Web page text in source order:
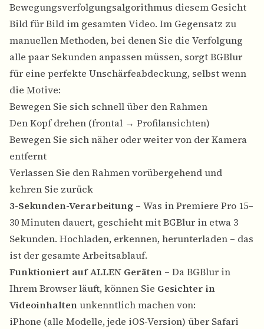
Bewegungsverfolgungsalgorithmus diesem Gesicht
Bild für Bild im gesamten Video. Im Gegensatz zu
manuellen Methoden, bei denen Sie die Verfolgung
alle paar Sekunden anpassen müssen, sorgt BGBlur
für eine perfekte Unschärfeabdeckung, selbst wenn
die Motive:
Bewegen Sie sich schnell über den Rahmen
Den Kopf drehen (frontal → Profilansichten)
Bewegen Sie sich näher oder weiter von der Kamera
entfernt
Verlassen Sie den Rahmen vorübergehend und
kehren Sie zurück
3-Sekunden-Verarbeitung – Was in Premiere Pro 15–
30 Minuten dauert, geschieht mit BGBlur in etwa 3
Sekunden. Hochladen, erkennen, herunterladen – das
ist der gesamte Arbeitsablauf.
Funktioniert auf ALLEN Geräten – Da BGBlur in
Ihrem Browser läuft, können Sie Gesichter in
Videoinhaltenunkenntlich machen von:
iPhone (alle Modelle, jede iOS-Version) über Safari